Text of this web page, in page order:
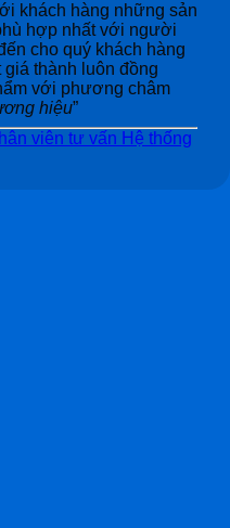
khách hàng những sản
hợp nhất với người
cho quý khách hàng
thành luôn đồng
với phương châm
hiệu”
viên tư vấn Hệ thống